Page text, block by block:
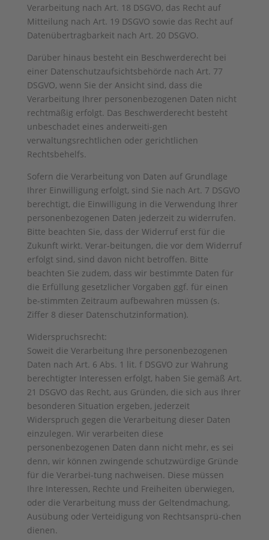
Verarbeitung nach Art. 18 DSGVO, das Recht auf
Mitteilung nach Art. 19 DSGVO sowie das Recht auf
Datenübertragbarkeit nach Art. 20 DSGVO.
Darüber hinaus besteht ein Beschwerderecht bei
einer Datenschutzaufsichtsbehörde nach Art. 77
DSGVO, wenn Sie der Ansicht sind, dass die
Verarbeitung Ihrer personenbezogenen Daten nicht
rechtmäßig erfolgt. Das Beschwerderecht besteht
unbeschadet eines anderweiti-gen
verwaltungsrechtlichen oder gerichtlichen
Rechtsbehelfs.
Sofern die Verarbeitung von Daten auf Grundlage
Ihrer Einwilligung erfolgt, sind Sie nach Art. 7 DSGVO
berechtigt, die Einwilligung in die Verwendung Ihrer
personenbezogenen Daten jederzeit zu widerrufen.
Bitte beachten Sie, dass der Widerruf erst für die
Zukunft wirkt. Verar-beitungen, die vor dem Widerruf
erfolgt sind, sind davon nicht betroffen. Bitte
beachten Sie zudem, dass wir bestimmte Daten für
die Erfüllung gesetzlicher Vorgaben ggf. für einen
be-stimmten Zeitraum aufbewahren müssen (s.
Ziffer 8 dieser Datenschutzinformation).
Widerspruchsrecht:
Soweit die Verarbeitung Ihre personenbezogenen
Daten nach Art. 6 Abs. 1 lit. f DSGVO zur Wahrung
berechtigter Interessen erfolgt, haben Sie gemäß Art.
21 DSGVO das Recht, aus Gründen, die sich aus Ihrer
besonderen Situation ergeben, jederzeit
Widerspruch gegen die Verarbeitung dieser Daten
einzulegen. Wir verarbeiten diese
personenbezogenen Daten dann nicht mehr, es sei
denn, wir können zwingende schutzwürdige Gründe
für die Verarbei-tung nachweisen. Diese müssen
Ihre Interessen, Rechte und Freiheiten überwiegen,
oder die Verarbeitung muss der Geltendmachung,
Ausübung oder Verteidigung von Rechtsansprü-chen
dienen.